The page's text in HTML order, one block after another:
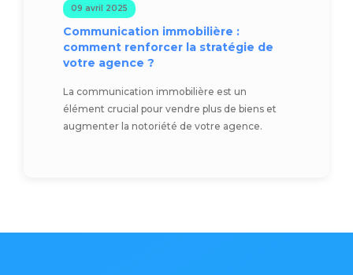
09 avril 2025
Communication immobilière :
comment renforcer la stratégie de
votre agence ?
La communication immobilière est un
élément crucial pour vendre plus de biens et
augmenter la notoriété de votre agence.